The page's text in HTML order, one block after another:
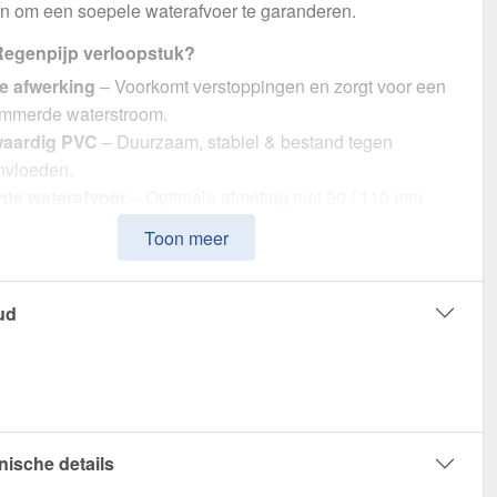
om een soepele waterafvoer te garanderen.
verloopstuk?
afwerking – Voorkomt verstoppingen en zorgt voor een
waterstroom.
PVC – Duurzaam, stabiel & bestand tegen
– Perfecte pasvorm voor Plastmo PVC
– Bestand tegen zonlicht, vocht en andere
afvoer van regenwater!
Toon meer
details